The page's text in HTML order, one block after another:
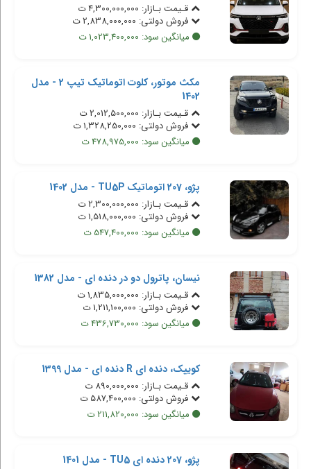
قـیمت بـازار: 4,300,000,000 ت
فروش دولتی: 2,838,000,000 ت
میانگین سود: 1,023,400,000 ت
مکث موتور، کلوت اتوماتیک تیپ 2 - مدل
1402
قـیمت بـازار: 2,012,500,000 ت
فروش دولتی: 1,328,250,000 ت
میانگین سود: 478,975,000 ت
پژو، 207 اتوماتیک TU5P - مدل 1402
قـیمت بـازار: 2,300,000,000 ت
فروش دولتی: 1,518,000,000 ت
میانگین سود: 547,400,000 ت
نیسان، پاترول دو در دنده ای - مدل 1382
قـیمت بـازار: 1,835,000,000 ت
فروش دولتی: 1,211,100,000 ت
میانگین سود: 436,730,000 ت
کوییک، دنده ای R دنده ای - مدل 1399
قـیمت بـازار: 890,000,000 ت
فروش دولتی: 587,400,000 ت
میانگین سود: 211,820,000 ت
پژو، 207 دنده ای TU5 - مدل 1401